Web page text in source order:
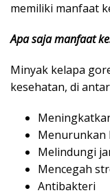
memiliki manfaat
Apa saja manfaat
Minyak kelapa
kesehatan, di
Menurunkan
Melindungi
Mencegah
Antibakteri